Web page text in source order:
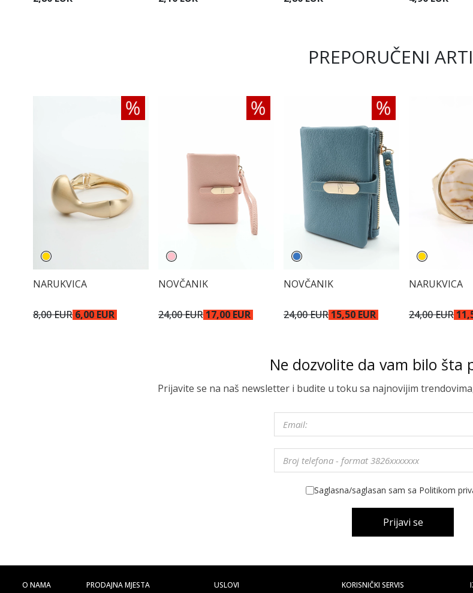
PREPORUČENI
NARUKVICA
8,00 EUR 6,00 EUR
NOVČANIK
24,00 EUR 17,00 EUR
NOVČANIK
24,00 EUR 15,50 EUR
NARUKVICA
24,00 EUR
Ne dozvolite da vam bilo šta
Prijavite se na naš newsletter i budite u toku sa najnovijim
Saglasna/saglasan sam sa Politikom
Prijavi se
O NAMA PRODAJNA MJESTA USLOVI KORISNIČKI SERVIS